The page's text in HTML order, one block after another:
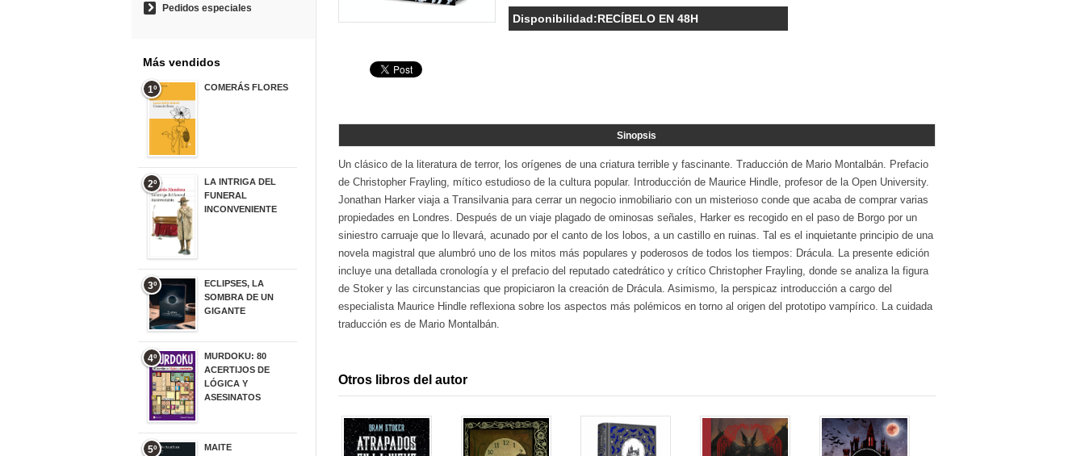
Disponibilidad:RECÍBELO EN 48H
Sinopsis
Un clásico de la literatura de terror, los orígenes de una criatura terrible y fascinante. Traducción de Mario Montalbán. Prefacio
de Christopher Frayling, mítico estudioso de la cultura popular. Introducción de Maurice Hindle, profesor de la Open University.
Jonathan Harker viaja a Transilvania para cerrar un negocio inmobiliario con un misterioso conde que acaba de comprar varias
propiedades en Londres. Después de un viaje plagado de ominosas señales, Harker es recogido en el paso de Borgo por un
siniestro carruaje que lo llevará, acunado por el canto de los lobos, a un castillo en ruinas. Tal es el inquietante principio de una
novela magistral que alumbró uno de los mitos más populares y poderosos de todos los tiempos: Drácula. La presente edición
incluye una detallada cronología y el prefacio del reputado catedrático y crítico Christopher Frayling, donde se analiza la figura
de Stoker y las circunstancias que propiciaron la creación de Drácula. Asimismo, la perspicaz introducción a cargo del
especialista Maurice Hindle reflexiona sobre los aspectos más polémicos en torno al origen del prototipo vampírico. La cuidada
traducción es de Mario Montalbán.
Otros libros del autor
Pedidos especiales
Más vendidos
1º COMERÁS FLORES
2º
LA INTRIGA DEL
FUNERAL
INCONVENIENTE
3º
ECLIPSES, LA
SOMBRA DE UN
GIGANTE
4º
MURDOKU: 80
ACERTIJOS DE
LÓGICA Y
ASESINATOS
5º MAITE